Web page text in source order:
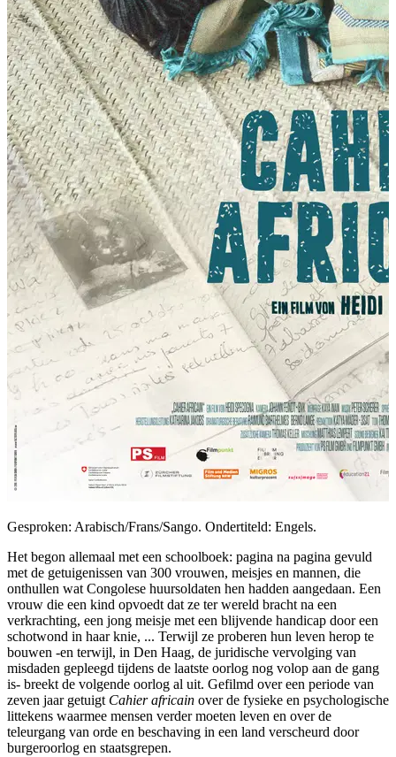
Gesproken: Arabisch/Frans/Sango. Ondertiteld: Engels.
Het begon allemaal met een schoolboek: pagina na pagina gevuld
met de getuigenissen van 300 vrouwen, meisjes en mannen, die
onthullen wat Congolese huursoldaten hen hadden aangedaan. Een
vrouw die een kind opvoedt dat ze ter wereld bracht na een
verkrachting, een jong meisje met een blijvende handicap door een
schotwond in haar knie, ... Terwijl ze proberen hun leven herop te
bouwen -en terwijl, in Den Haag, de juridische vervolging van
misdaden gepleegd tijdens de laatste oorlog nog volop aan de gang
is- breekt de volgende oorlog al uit. Gefilmd over een periode van
zeven jaar getuigt Cahier africain over de fysieke en psychologische
littekens waarmee mensen verder moeten leven en over de
teleurgang van orde en beschaving in een land verscheurd door
burgeroorlog en staatsgrepen.